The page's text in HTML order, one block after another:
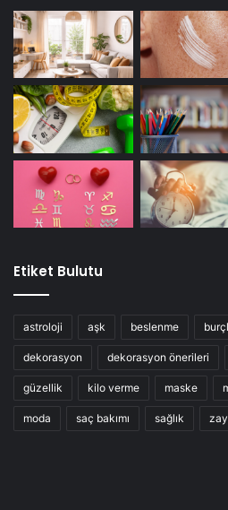
Etiket Bulutu
astroloji aşk beslenme
dekorasyon dekorasyon önerileri
güzellik kilo verme maske
moda saç bakımı sağlık